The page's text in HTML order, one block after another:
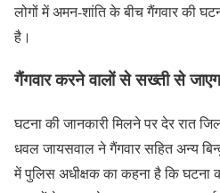
लोगों में अमन-शांति के बीच गैंगवार की
है।
गैंगवार करने वालों से सख्ती से
घटना की जानकारी मिलने पर देर रात
धवल जायसवाल ने गैंगवार सहित अन्य
में पुलिस अधीक्षक का कहना है कि घटना